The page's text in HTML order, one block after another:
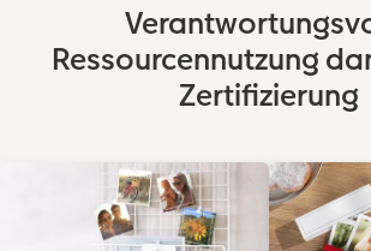
Ressourcennutzung
Zertifizierung